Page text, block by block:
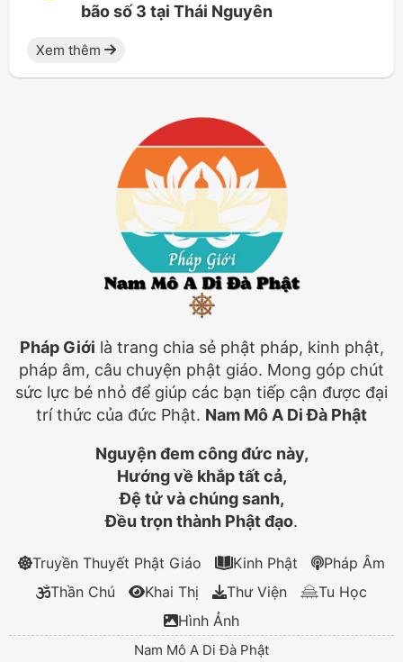
bão số 3 tại Thái Nguyên
Xem thêm
Pháp Giới là trang chia sẻ phật pháp, kinh phật,
pháp âm, câu chuyện phật giáo. Mong góp chút
sức lực bé nhỏ để giúp các bạn tiếp cận được đại
trí thức của đức Phật. Nam Mô A Di Đà Phật
Nguyện đem công đức này,
Hướng về khắp tất cả,
Đệ tử và chúng sanh,
Đều trọn thành Phật đạo.
Truyền Thuyết Phật Giáo Kinh Phật
Pháp Âm
Thần Chú
Khai Thị Thư Viện
Tu Học
Hình Ảnh
Nam Mô A Di Đà Phật